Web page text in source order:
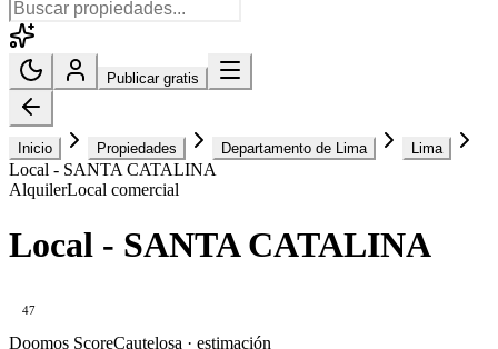
Publicar gratis
Inicio Propiedades Departamento de Lima Lima
Local - SANTA CATALINA
AlquilerLocal comercial
Local - SANTA CATALINA
47
Doomos ScoreCautelosa · estimación